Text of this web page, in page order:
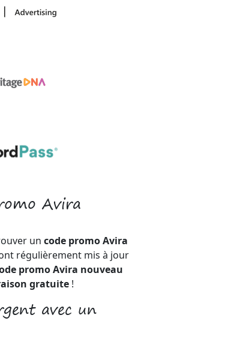
Avira
un code promo Avira
régulièrement mis à jour
promo Avira nouveau
gratuite !
avec un